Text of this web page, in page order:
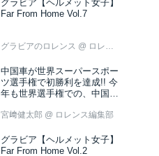
グラビア【ヘルメット女子】
Far From Home Vol.7
グラビアのロレンス @ ロレンス編集部
中国車が世界スーパースポー
ツ選手権で初勝利を達成!! 今
年も世界選手権での、中国車
宮﨑健太郎 @ ロレンス編集部
グラビア【ヘルメット女子】
Far From Home Vol.2